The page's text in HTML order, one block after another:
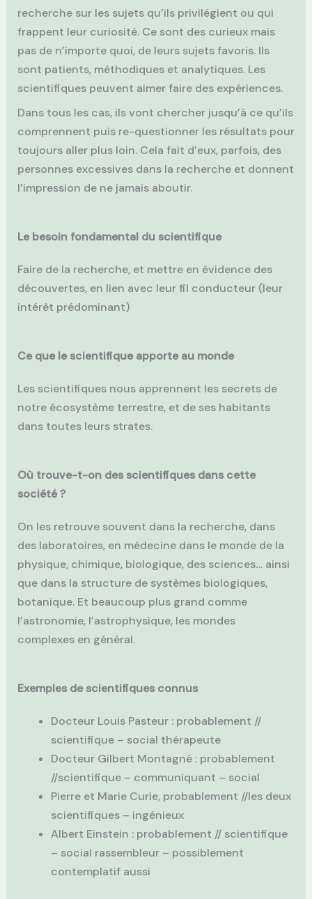
recherche sur les sujets qu’ils privilégient ou qui
frappent leur curiosité. Ce sont des curieux mais
pas de n’importe quoi, de leurs sujets favoris. Ils
sont patients, méthodiques et analytiques. Les
scientifiques peuvent aimer faire des expériences.
Dans tous les cas, ils vont chercher jusqu’à ce qu’ils
comprennent puis re-questionner les résultats pour
toujours aller plus loin. Cela fait d’eux, parfois, des
personnes excessives dans la recherche et donnent
l’impression de ne jamais aboutir.
Le besoin fondamental du scientifique
Faire de la recherche, et mettre en évidence des
découvertes, en lien avec leur fil conducteur (leur
intérêt prédominant)
Ce que le scientifique apporte au monde
Les scientifiques nous apprennent les secrets de
notre écosystème terrestre, et de ses habitants
dans toutes leurs strates.
Où trouve-t-on des scientifiques dans cette
société ?
On les retrouve souvent dans la recherche, dans
des laboratoires, en médecine dans le monde de la
physique, chimique, biologique, des sciences… ainsi
que dans la structure de systèmes biologiques,
botanique. Et beaucoup plus grand comme
l’astronomie, l’astrophysique, les mondes
complexes en général.
Exemples de scientifiques connus
Docteur Louis Pasteur : probablement //
scientifique – social thérapeute
Docteur Gilbert Montagné : probablement
//scientifique – communiquant – social
Pierre et Marie Curie, probablement //les deux
scientifiques – ingénieux
Albert Einstein : probablement // scientifique
– social rassembleur – possiblement
contemplatif aussi